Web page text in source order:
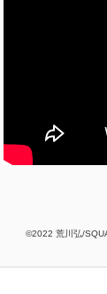
©2022 荒川弘/